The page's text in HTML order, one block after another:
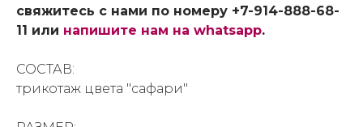
свяжитесь с нами по номеру +7-914-888-68-
11 или напишите нам на whatsapp.
СОСТАВ:
трикотаж цвета "сафари"